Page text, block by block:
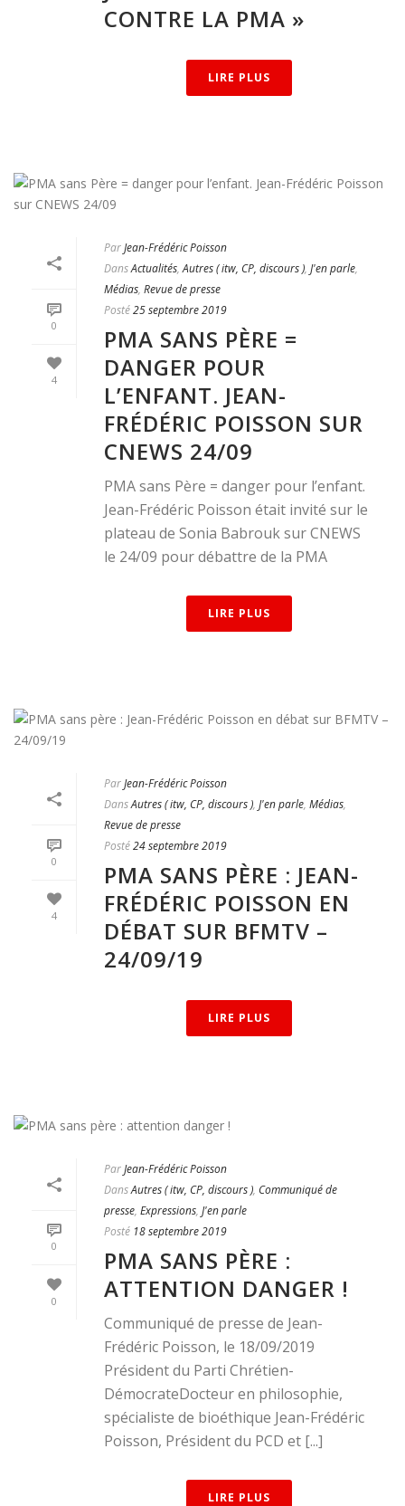
CONTRE LA PMA »
LIRE PLUS
0
4
ParJean-Frédéric Poisson
DansActualités,Autres ( itw, CP, discours ), J'en parle,
Médias, Revue de presse
Posté25 septembre 2019
PMA SANS PÈRE =
DANGER POUR
L’ENFANT. JEAN-
FRÉDÉRIC POISSON SUR
CNEWS 24/09
PMA sans Père = danger pour l’enfant.
Jean-Frédéric Poisson était invité sur le
plateau de Sonia Babrouk sur CNEWS
le 24/09 pour débattre de la PMA
LIRE PLUS
0
4
ParJean-Frédéric Poisson
DansAutres ( itw, CP, discours ), J'en parle, Médias,
Revue de presse
Posté24 septembre 2019
PMA SANS PÈRE : JEAN-
FRÉDÉRIC POISSON EN
DÉBAT SUR BFMTV –
24/09/19
LIRE PLUS
0
0
ParJean-Frédéric Poisson
DansAutres ( itw, CP, discours ), Communiqué de
presse, Expressions, J'en parle
Posté 18 septembre 2019
PMA SANS PÈRE :
ATTENTION DANGER !
Communiqué de presse de Jean-
Frédéric Poisson, le 18/09/2019
Président du Parti Chrétien-
DémocrateDocteur en philosophie,
spécialiste de bioéthique Jean-Frédéric
Poisson, Président du PCD et [...]
LIRE PLUS